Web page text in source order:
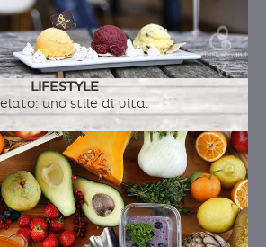
LIFESTYLE
uno stile di vita.